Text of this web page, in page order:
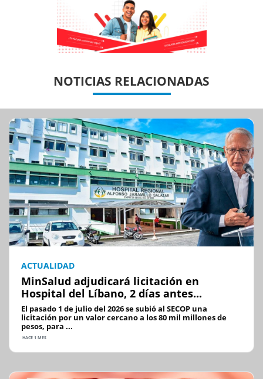
NOTICIAS RELACIONADAS
ACTUALIDAD
MinSalud adjudicará licitación en
Hospital del Líbano, 2 días antes...
El pasado 1 de julio del 2026 se subió al SECOP una
licitación por un valor cercano a los 80 mil millones de
pesos, para ...
HACE 1 MES